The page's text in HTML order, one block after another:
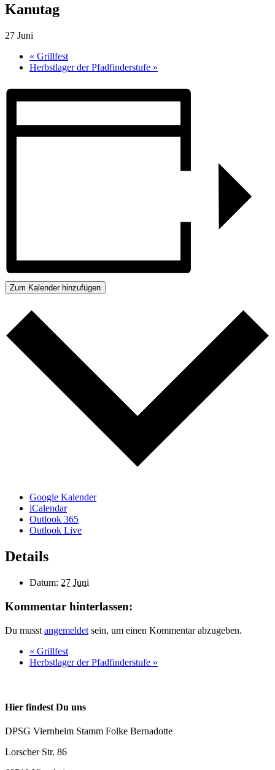
Kanutag
27 Juni
« Grillfest
Herbstlager der Pfadfinderstufe »
Zum Kalender hinzufügen
Google Kalender
iCalendar
Outlook 365
Outlook Live
Details
Datum: 27 Juni
Kommentar hinterlassen:
Du musst angemeldet sein, um einen Kommentar abzugeben.
« Grillfest
Herbstlager der Pfadfinderstufe »
Hier findest Du uns
DPSG Viernheim Stamm Folke Bernadotte
Lorscher Str. 86